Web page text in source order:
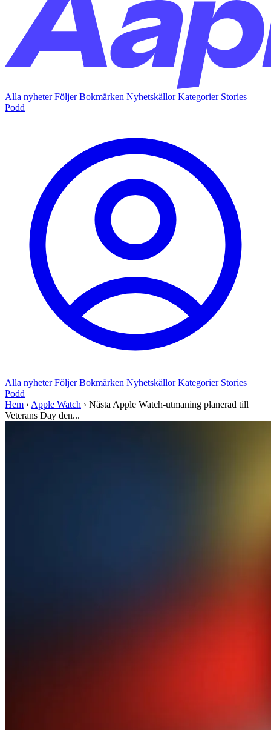
Alla nyheterFöljerBokmärken NyhetskällorKategorier Stories
Podd
Alla nyheterFöljerBokmärken NyhetskällorKategorier Stories
Podd
Hem › Apple Watch › Nästa Apple Watch-utmaning planerad till
Veterans Day den...